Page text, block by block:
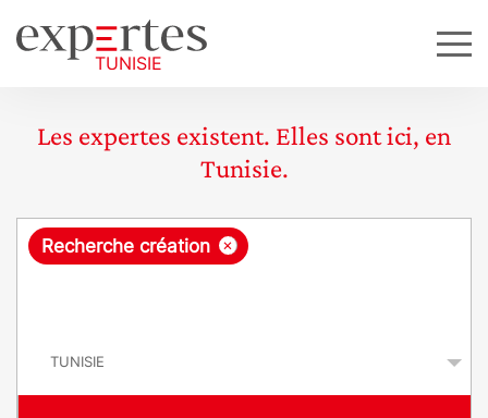
Les expertes existent. Elles sont ici, en
Tunisie.
R
ê
×
Recherche création